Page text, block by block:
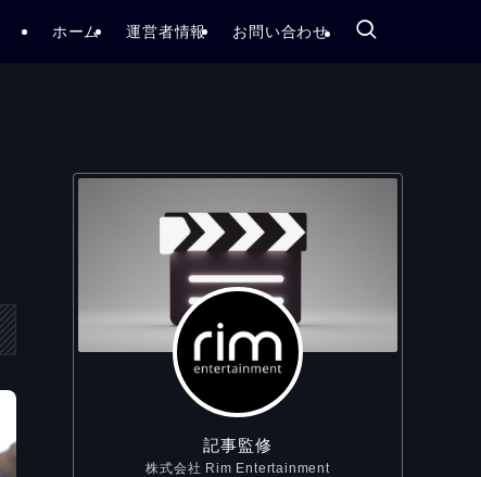
ホーム 運営者情報 お問い合わせ
記事監修
株式会社 Rim Entertainment